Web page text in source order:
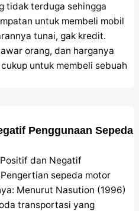
tidak terduga sehingga
untuk membeli mobil
tunai, gak kredit.
orang, dan harganya
untuk membeli sebuah
Penggunaan Sepeda
dan Negatif
sepeda motor
Menurut Nasution (1996)
transportasi yang